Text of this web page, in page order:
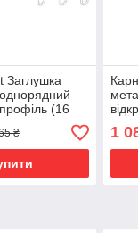
Заглушка
(16
240 см (00-
₴ 1